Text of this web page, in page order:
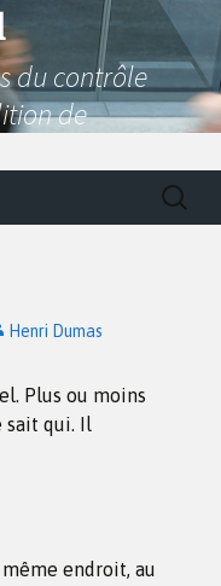
du contrôle
de
Henri Dumas
Plus ou moins
sait qui. Il
endroit, au